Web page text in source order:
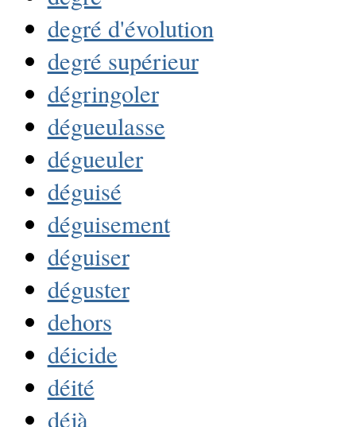
degré d'évolution
degré supérieur
dégringoler
dégueulasse
dégueuler
déguisé
déguisement
déguiser
déguster
dehors
déicide
déité
déjà